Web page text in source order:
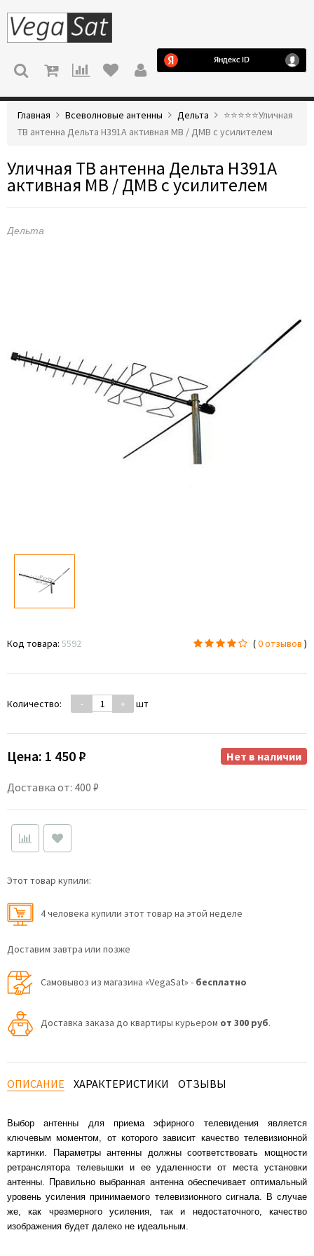
МЕНЮ
Главная Всеволновые антенны Дельта
⭐️⭐️⭐️⭐️⭐️Уличная
ТВ антенна Дельта Н391А активная МВ / ДМВ с усилителем
Уличная ТВ антенна Дельта Н391А
активная МВ / ДМВ с усилителем
Дельта
Код товара: 5592 (0 отзывов )
Количество: - + шт
Цена: 1 450 ₽
Доставка от: 400 ₽
Нет в наличии
Этот товар купили:
4 человекa купили этот товар на этой неделе
Доставим завтра или позже
Самовывоз из магазина «VegaSat» - бесплатно
Доставка заказа до квартиры курьером от 300 руб.
ОПИСАНИЕ ХАРАКТЕРИСТИКИ ОТЗЫВЫ
Выбор антенны для приема эфирного телевидения является
ключевым моментом, от которого зависит качество телевизионной
картинки. Параметры антенны должны соответствовать мощности
ретранслятора телевышки и ее удаленности от места установки
антенны. Правильно выбранная антенна обеспечивает оптимальный
уровень усиления принимаемого телевизионного сигнала. В случае
же, как чрезмерного усиления, так и недостаточного, качество
изображения будет далеко не идеальным.